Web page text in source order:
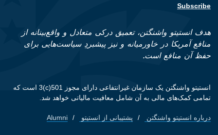
Subscribe
هدف انستیتو واشنگتن، تعمیق درکی متعادل و واقع‌بینانه از
منافع آمریکا در خاورمیانه و نیز پیشبردِ سیاست‌هایی برای
حفظ آن منافع است.
انستیتو واشنگتن یک سازمان غیرانتفاعی دارای مجوز 501(c)3 است که
تمامی کمک‌های مالی به آن شامل معافیت مالیاتی خواهد شد.
Footer quick links
درباره انستیتو واشنگتن پشتیبانی از انستیتو Alumni